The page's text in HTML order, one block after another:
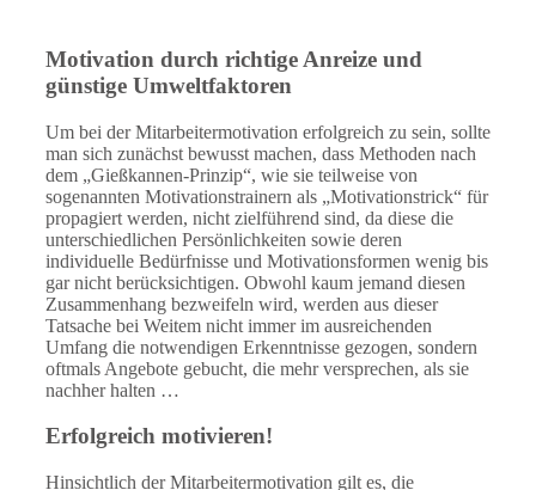
Motivation durch richtige Anreize und
günstige Umweltfaktoren
Um bei der Mitarbeitermotivation erfolgreich zu sein, sollte
man sich zunächst bewusst machen, dass Methoden nach
dem „Gießkannen-Prinzip“, wie sie teilweise von
sogenannten Motivationstrainern als „Motivationstrick“ für
propagiert werden, nicht zielführend sind, da diese die
unterschiedlichen Persönlichkeiten sowie deren
individuelle Bedürfnisse und Motivationsformen wenig bis
gar nicht berücksichtigen. Obwohl kaum jemand diesen
Zusammenhang bezweifeln wird, werden aus dieser
Tatsache bei Weitem nicht immer im ausreichenden
Umfang die notwendigen Erkenntnisse gezogen, sondern
oftmals Angebote gebucht, die mehr versprechen, als sie
nachher halten …
Erfolgreich motivieren!
Hinsichtlich der Mitarbeitermotivation gilt es, die